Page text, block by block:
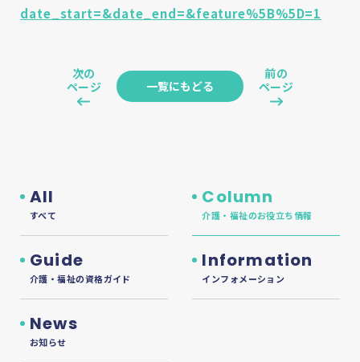
date_start=&date_end=&feature%5B%5D=1
次の
ページ
一覧にもどる
前の
ページ
All
すべて
Column
介護・福祉のお役立ち情報
Guide
介護・福祉の資格ガイド
Information
インフォメーション
News
お知らせ